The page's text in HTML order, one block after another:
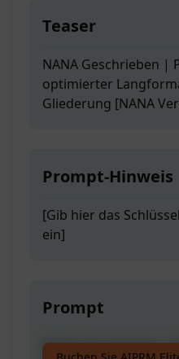
Teaser
NANA Geschrieben |
optimierter
Gliederung [NANA
Prompt-Hinweis
[Gib hier das
ein]
Prompt
NANA Geschrieben |